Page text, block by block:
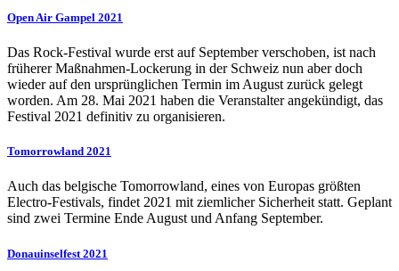
Open Air Gampel 2021
Das Rock-Festival wurde erst auf September verschoben, ist nach
früherer Maßnahmen-Lockerung in der Schweiz nun aber doch
wieder auf den ursprünglichen Termin im August zurück gelegt
worden. Am 28. Mai 2021 haben die Veranstalter angekündigt, das
Festival 2021 definitiv zu organisieren.
Tomorrowland 2021
Auch das belgische Tomorrowland, eines von Europas größten
Electro-Festivals, findet 2021 mit ziemlicher Sicherheit statt. Geplant
sind zwei Termine Ende August und Anfang September.
Donauinselfest 2021